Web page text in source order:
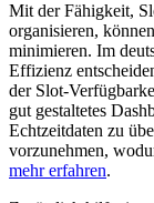
Mit der Fähigkeit,
organisieren,
minimieren. Im
Effizienz
der Slot-
gut gestaltetes
Echtzeitdaten zu
vorzunehmen,
mehr erfahren.